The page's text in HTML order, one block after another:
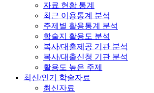
자료 현황 통계
최근 이용통계 분석
주제별 활용통계 분석
학술지 활용도 분석
복사/대출제공 기관 분석
복사/대출신청 기관 분석
활용도 높은 주제
최신/인기 학술자료
최신자료